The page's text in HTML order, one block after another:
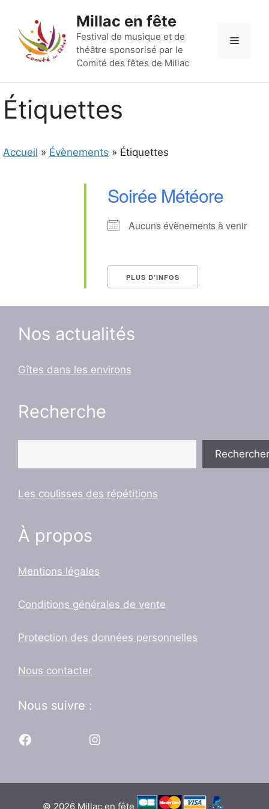
contenu
Millac en fête
Festival de musique et de
théâtre sponsorisé par le
Comité des fêtes de Millac
Menu
Étiquettes
Accueil » Évènements » Étiquettes
Soirée Météore
Aucuns évènements à venir
PLUS D’INFOS
Nos actualités
Gîtes dans les environs
Recherche
Rechercher
Les coulisses des répétitions
À propos
Mentions légales
Conditions générales de vente
Protection des données personnelles
Nous contacter
Nous suivre :
Facebook Instagram
© 2026 Millac en fête